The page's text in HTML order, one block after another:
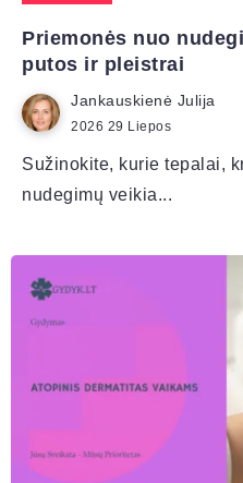
Priemonės nuo
putos ir pleistrai
Jankauskienė Julija
2026 29 Liepos
Sužinokite, kurie tepalai,
nudegimų veikia...